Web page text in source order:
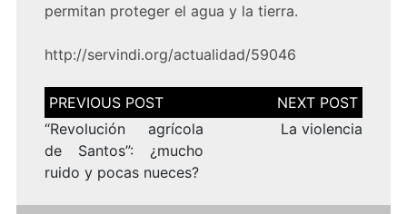
permitan proteger el agua y la tierra.
http://servindi.org/actualidad/59046
Navegación
de
entradas
“Revolución agrícola
de Santos”: ¿mucho
ruido y pocas nueces?
La violencia